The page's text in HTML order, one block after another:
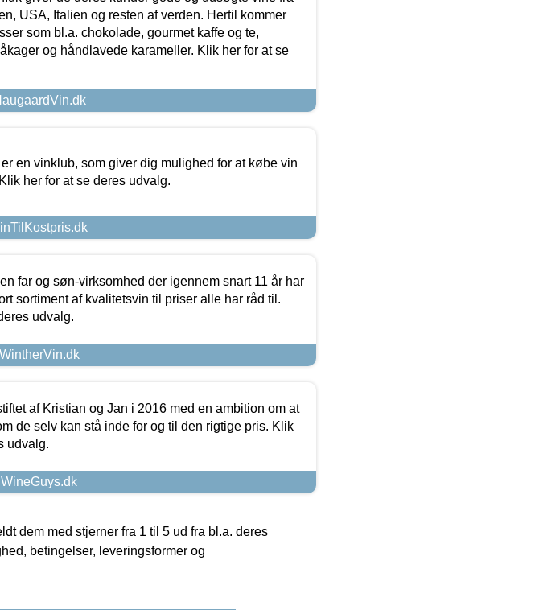
USA, Italien og resten af verden. Hertil kommer
som bl.a. chokolade, gourmet kaffe og te,
og håndlavede karameller. Klik her for at se
en vinklub, som giver dig mulighed for at købe vin
her for at se deres udvalg.
far og søn-virksomhed der igennem snart 11 år har
sortiment af kvalitetsvin til priser alle har råd til.
udvalg.
af Kristian og Jan i 2016 med en ambition om at
de selv kan stå inde for og til den rigtige pris. Klik
udvalg.
dem med stjerner fra 1 til 5 ud fra bl.a. deres
betingelser, leveringsformer og